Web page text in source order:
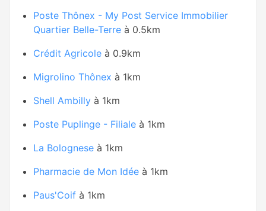
Poste Thônex - My Post Service Immobilier
Quartier Belle-Terre à 0.5km
Crédit Agricole à 0.9km
Migrolino Thônex à 1km
Shell Ambilly à 1km
Poste Puplinge - Filiale à 1km
La Bolognese à 1km
Pharmacie de Mon Idée à 1km
Paus'Coif à 1km